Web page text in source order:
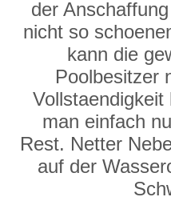
der
nicht so
kann die
Poolbesitzer
man einfach
Rest. Netter
auf der